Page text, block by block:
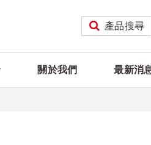
產品搜尋
關於我們 最新消